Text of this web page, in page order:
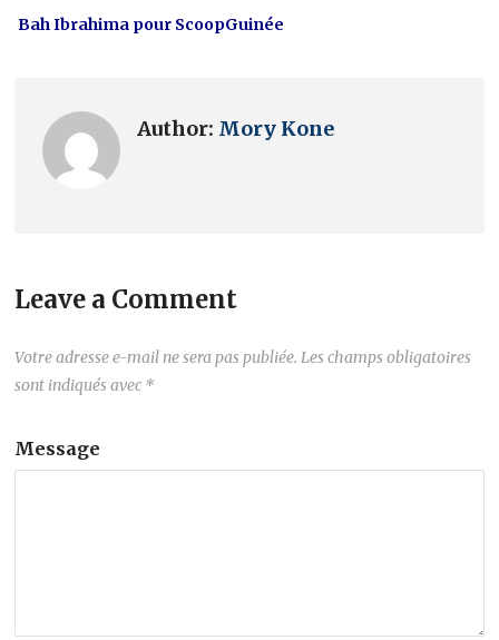
Bah Ibrahima pour ScoopGuinée
Author: Mory Kone
Leave a Comment
Votre adresse e-mail ne sera pas publiée. Les champs obligatoires
sont indiqués avec *
Message